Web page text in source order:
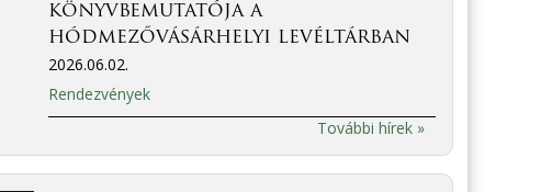
könyvbemutatója a
hódmezővásárhelyi levéltárban
2026.06.02.
Rendezvények
További hírek »